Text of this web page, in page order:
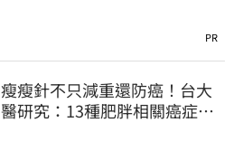
PR
瘦瘦針不只減重還防癌！台大
醫研究：13種肥胖相關癌症風